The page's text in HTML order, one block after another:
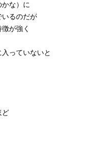
な）に
るのだが
が強く
っていないと
ど